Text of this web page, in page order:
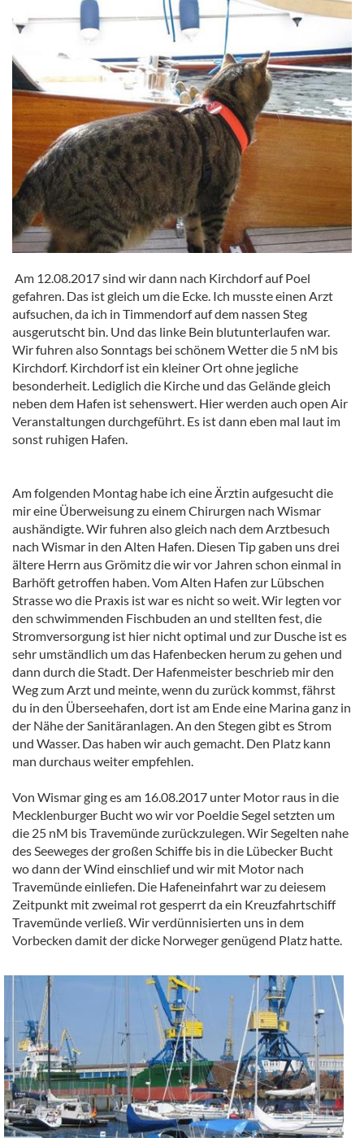
Am 12.08.2017 sind wir dann nach Kirchdorf auf Poel
gefahren. Das ist gleich um die Ecke. Ich musste einen Arzt
aufsuchen, da ich in Timmendorf auf dem nassen Steg
ausgerutscht bin. Und das linke Bein blutunterlaufen war.
Wir fuhren also Sonntags bei schönem Wetter die 5 nM bis
Kirchdorf. Kirchdorf ist ein kleiner Ort ohne jegliche
besonderheit. Lediglich die Kirche und das Gelände gleich
neben dem Hafen ist sehenswert. Hier werden auch open Air
Veranstaltungen durchgeführt. Es ist dann eben mal laut im
sonst ruhigen Hafen.
Am folgenden Montag habe ich eine Ärztin aufgesucht die
mir eine Überweisung zu einem Chirurgen nach Wismar
aushändigte. Wir fuhren also gleich nach dem Arztbesuch
nach Wismar in den Alten Hafen. Diesen Tip gaben uns drei
ältere Herrn aus Grömitz die wir vor Jahren schon einmal in
Barhöft getroffen haben. Vom Alten Hafen zur Lübschen
Strasse wo die Praxis ist war es nicht so weit. Wir legten vor
den schwimmenden Fischbuden an und stellten fest, die
Stromversorgung ist hier nicht optimal und zur Dusche ist es
sehr umständlich um das Hafenbecken herum zu gehen und
dann durch die Stadt. Der Hafenmeister beschrieb mir den
Weg zum Arzt und meinte, wenn du zurück kommst, fährst
du in den Überseehafen, dort ist am Ende eine Marina ganz in
der Nähe der Sanitäranlagen. An den Stegen gibt es Strom
und Wasser. Das haben wir auch gemacht. Den Platz kann
man durchaus weiter empfehlen.
Von Wismar ging es am 16.08.2017 unter Motor raus in die
Mecklenburger Bucht wo wir vor Poeldie Segel setzten um
die 25 nM bis Travemünde zurückzulegen. Wir Segelten nahe
des Seeweges der großen Schiffe bis in die Lübecker Bucht
wo dann der Wind einschlief und wir mit Motor nach
Travemünde einliefen. Die Hafeneinfahrt war zu deiesem
Zeitpunkt mit zweimal rot gesperrt da ein Kreuzfahrtschiff
Travemünde verließ. Wir verdünnisierten uns in dem
Vorbecken damit der dicke Norweger genügend Platz hatte.